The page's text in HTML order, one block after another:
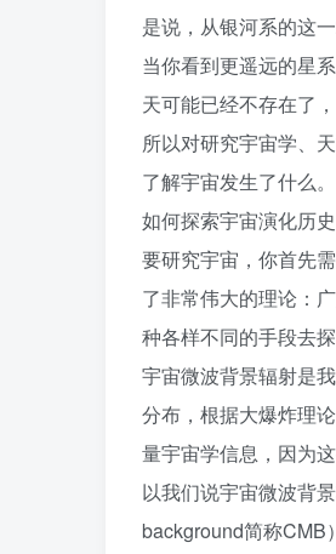
是说，从银河系的这
当你看到更遥远的星
天可能已经不存在了
所以对研究宇宙学、
了解宇宙发生了什么。
如何探索宇宙演化历史
要研究宇宙，你首先
了非常伟大的理论：
种各样不同的手段去探
宇宙微波背景辐射是
分布，根据大爆炸理
量宇宙学信息，因为
以我们说宇宙微波背
background简称CMB